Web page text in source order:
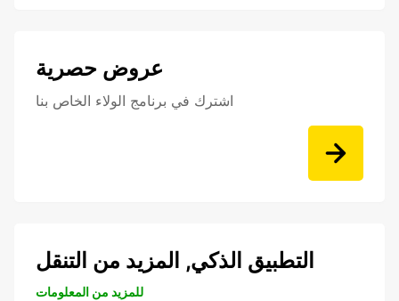
عروض حصرية
اشترك في برنامج الولاء الخاص بنا
التطبيق الذكي, المزيد من التنقل
للمزيد من المعلومات